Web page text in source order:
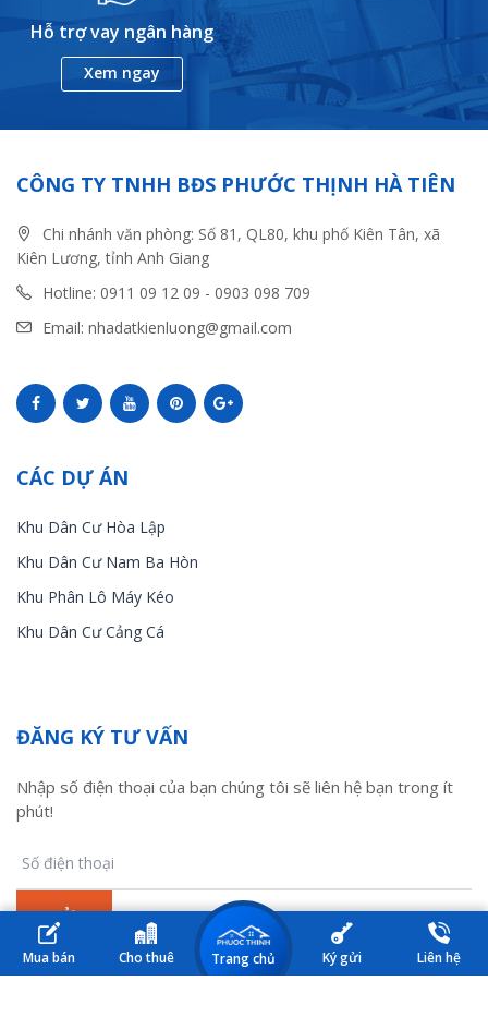
Hỗ trợ vay ngân hàng
Xem ngay
CÔNG TY TNHH BĐS PHƯỚC THỊNH HÀ TIÊN
Chi nhánh văn phòng: Số 81, QL80, khu phố Kiên Tân, xã
Kiên Lương, tỉnh Anh Giang
Hotline: 0911 09 12 09 - 0903 098 709
Email: nhadatkienluong@gmail.com
Mua bán Cho thuê Trang chủ Ký gửi Liên hệ
CÁC DỰ ÁN
Khu Dân Cư Hòa Lập
Khu Dân Cư Nam Ba Hòn
Khu Phân Lô Máy Kéo
Khu Dân Cư Cảng Cá
ĐĂNG KÝ TƯ VẤN
Nhập số điện thoại của bạn chúng tôi sẽ liên hệ bạn trong ít
phút!